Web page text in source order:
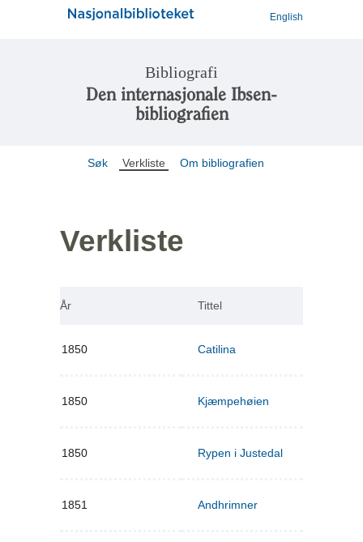
English
Bibliografi
Den internasjonale Ibsen-
bibliografien
Søk Verkliste Om bibliografien
Verkliste
År Tittel
1850 Catilina
1850 Kjæmpehøien
1850 Rypen i Justedal
1851 Andhrimner